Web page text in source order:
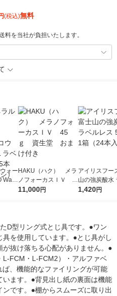
(税込)無料
料を当社が負担いたします。
ォー
Wate
HAKU（ハク） メラ
ノフォーカスＩＶ 4
5ｇ 資生堂 おまけ
11,000円
アイリスフー
山の強炭酸水
レス 500ml 1
1,420円
D型リング式とじ具です。●ワン
を使用しています。●とじ具がし
抜け落ちる心配がありません。●
L-FCM・L-FCM2）・アルファベ
、機能的なファイリングが可能
ます。●背見出し紙の裏面は機能
です。●棚からスムーズに取り出